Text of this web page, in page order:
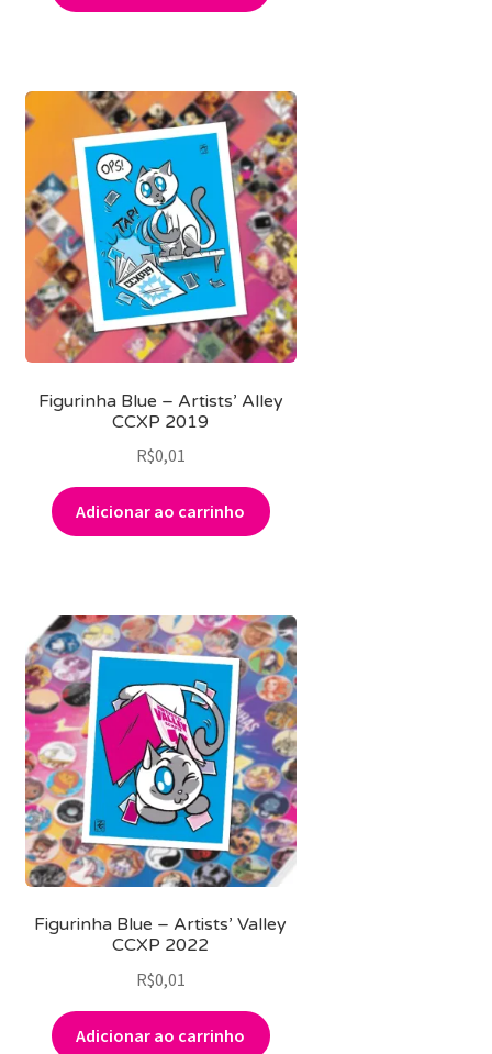
Figurinha Blue – Artists’ Alley
CCXP 2019
R$0,01
Adicionar ao carrinho
Figurinha Blue – Artists’ Valley
CCXP 2022
R$0,01
Adicionar ao carrinho